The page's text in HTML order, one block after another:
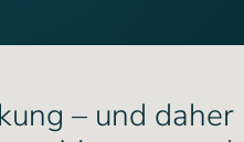
– und daher